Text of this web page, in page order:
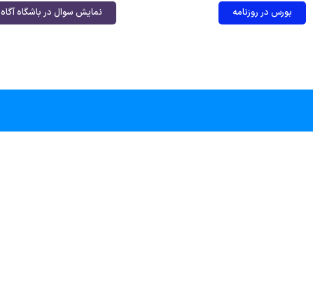
بورس در روزنامه نمایش سوال در باشگاه آگاه